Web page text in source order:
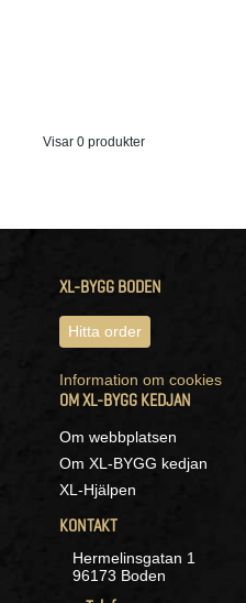
Visar 0 produkter
XL-BYGG BODEN
Hitta order
Information om cookies
OM XL-BYGG KEDJAN
Om webbplatsen
Om XL-BYGG kedjan
XL-Hjälpen
KONTAKT
Hermelinsgatan 1
96173 Boden